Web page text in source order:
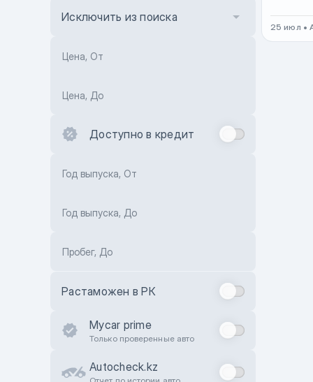
Исключить из поиска
Цена, От
Цена, До
Доступно в кредит
Год выпуска, От
Год выпуска, До
Пробег, До
Растаможен в РК
Mycar prime
Только проверенные авто
Autocheck.kz
25 июл •